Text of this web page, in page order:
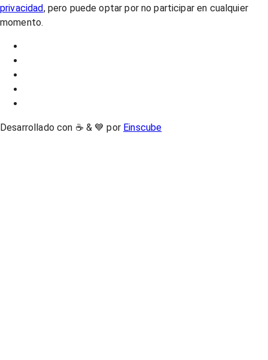
privacidad, pero puede optar por no participar en cualquier
momento.
Desarrollado con ☕ & 💙 por Einscube